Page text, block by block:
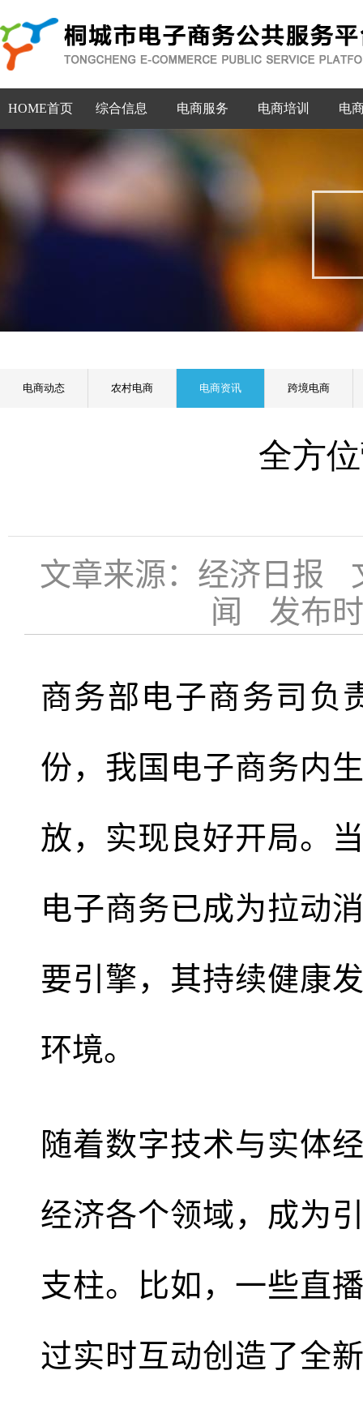
HOME首页 综合信息 电商服务 电商培训 电
电商动态 农村电商 电商资讯 跨境电商
全方
文章来源：经济日报
闻 发布
商务部电子商务司负
份，我国电子商务内
放，实现良好开局。
电子商务已成为拉动
要引擎，其持续健康
环境。
随着数字技术与实体
经济各个领域，成为
支柱。比如，一些直
过实时互动创造了全